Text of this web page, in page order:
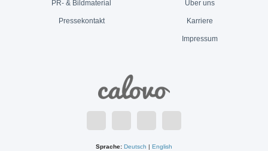
PR- & Bildmaterial
Pressekontakt
Über uns
Karriere
Impressum
Sprache: Deutsch | English